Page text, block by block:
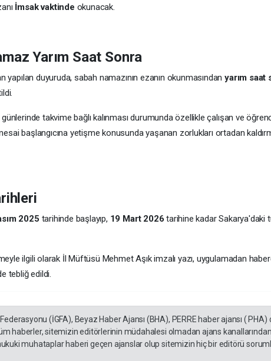
İmsak vaktinde okunacak.
Yarım Saat Sonra
yapılan duyuruda, sabah namazının ezanın okunmasındanyarım saat
takvime bağlı kalınması durumunda özellikle çalışan ve
başlangıcına yetişme konusunda yaşanan zorlukları ortadan
2025 tarihinde başlayıp, 19 Mart 2026 tarihine kadar Sakarya'daki
ilgili olarak İl Müftüsü Mehmet Aşık imzalı yazı, uygulamadan
tebliğ edildi.
(İGFA), Beyaz Haber Ajansı (BHA), PERRE haber ajansı (
haberler, sitemizin editörlerinin müdahalesi olmadan ajans
muhataplar haberi geçen ajanslar olup sitemizin hiç bir editörü